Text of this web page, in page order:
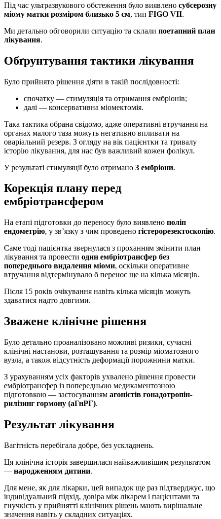
Під час ультразвукового обстеження було виявлено субсерозну
міому матки розміром близько 5 см, тип FIGO VII.
Ми детально обговорили ситуацію та склали поетапний план
лікування.
Обґрунтування тактики лікування
Було прийнято рішення діяти в такій послідовності:
спочатку — стимуляція та отримання ембріонів;
далі — консервативна міомектомія.
Така тактика обрана свідомо, адже оперативні втручання на
органах малого таза можуть негативно впливати на
оваріальний резерв. З огляду на вік пацієнтки та тривалу
історію лікування, для нас був важливий кожен фолікул.
У результаті стимуляції було отримано 3 ембріони.
Корекція плану перед
ембріотрансфером
На етапі підготовки до переносу було виявлено поліп
ендометрію, у зв’язку з чим проведено гістерорезектоскопію.
Саме тоді пацієнтка звернулася з проханням змінити план
лікування та провести один ембріотрансфер без
попереднього видалення міоми, оскільки оперативне
втручання відтермінувало б перенос ще на кілька місяців.
Після 15 років очікування навіть кілька місяців можуть
здаватися надто довгими.
Зважене клінічне рішення
Було детально проаналізовано можливі ризики, сучасні
клінічні настанови, розташування та розмір міоматозного
вузла, а також відсутність деформації порожнини матки.
З урахуванням усіх факторів ухвалено рішення провести
ембріотрансфер із попередньою медикаментозною
підготовкою — застосуванням агоністів гонадотропін-
рилізинг гормону (аГнРГ).
Результат лікування
Вагітність перебігала добре, без ускладнень.
Ця клінічна історія завершилася найважливішим результатом
— народженням дитини.
Для мене, як для лікарки, цей випадок ще раз підтверджує, що
індивідуальний підхід, довіра між лікарем і пацієнтами та
гнучкість у прийнятті клінічних рішень мають вирішальне
значення навіть у складних ситуаціях.